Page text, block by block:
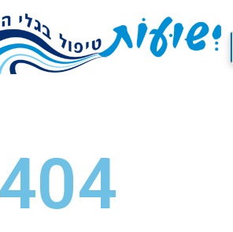
404